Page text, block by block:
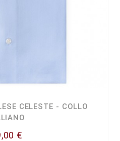
CELESTE - COLLO
€